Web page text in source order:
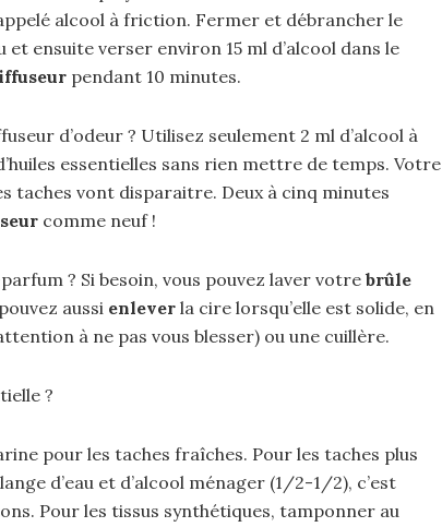
alcool à friction. Fermer et débrancher le
et ensuite verser environ 15 ml d’alcool dans le
pendant 10 minutes.
d’odeur ? Utilisez seulement 2 ml d’alcool à
essentielles sans rien mettre de temps. Votre
taches vont disparaitre. Deux à cinq minutes
comme neuf !
? Si besoin, vous pouvez laver votre brûle
aussi enlever la cire lorsqu’elle est solide, en
à ne pas vous blesser) ou une cuillère.
?
pour les taches fraîches. Pour les taches plus
d’eau et d’alcool ménager (1/2-1/2), c’est
Pour les tissus synthétiques, tamponner au